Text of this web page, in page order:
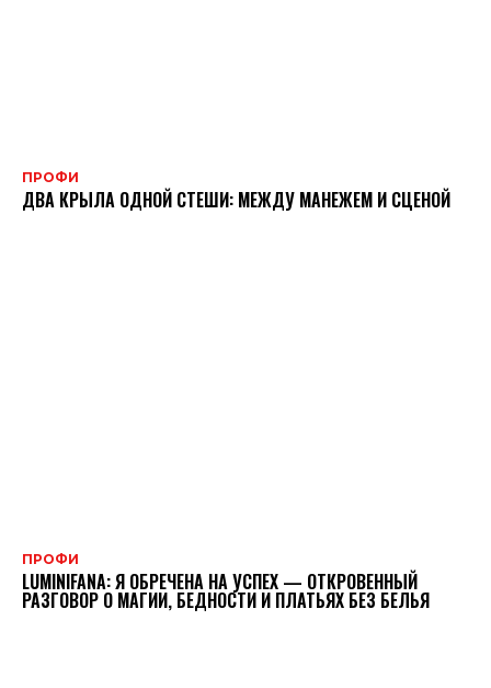
ПРОФИ
ДВА КРЫЛА ОДНОЙ СТЕШИ: МЕЖДУ МАНЕЖЕМ И СЦЕНОЙ
ПРОФИ
LUMINIFANA: Я ОБРЕЧЕНА НА УСПЕХ — ОТКРОВЕННЫЙ
РАЗГОВОР О МАГИИ, БЕДНОСТИ И ПЛАТЬЯХ БЕЗ БЕЛЬЯ